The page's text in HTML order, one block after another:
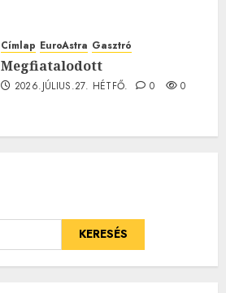
Címlap EuroAstra Gasztró
Megfiatalodott
2026.JÚLIUS.27. HÉTFŐ. 0 0
KERESÉS